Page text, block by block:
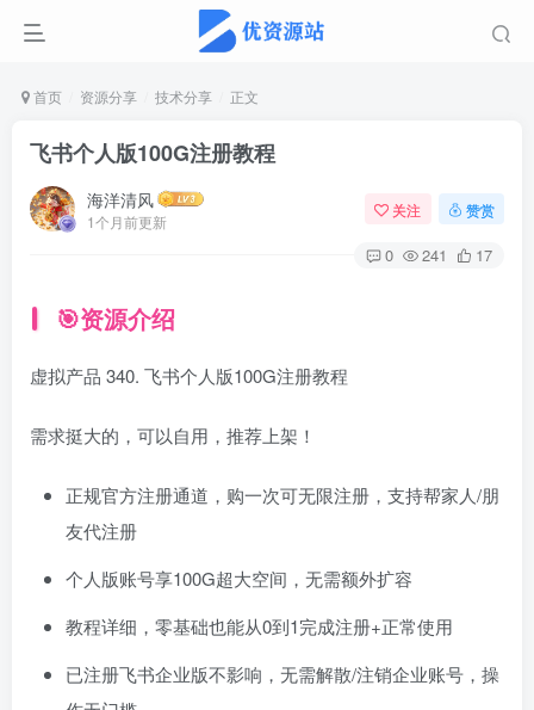
首页 资源分享 技术分享 正文
飞书个人版100G注册教程
海洋清风
1个月前更新
关注 赞赏
0 241 17
🎯资源介绍
虚拟产品 340. 飞书个人版100G注册教程
需求挺大的，可以自用，推荐上架！
正规官方注册通道，购一次可无限注册，支持帮家人/朋
友代注册
个人版账号享100G超大空间，无需额外扩容
教程详细，零基础也能从0到1完成注册+正常使用
已注册飞书企业版不影响，无需解散/注销企业账号，操